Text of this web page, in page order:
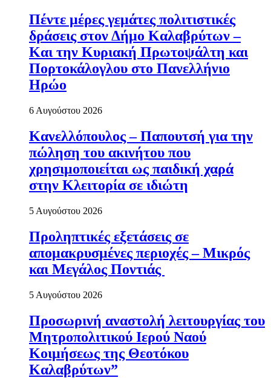
Πέντε μέρες γεμάτες πολιτιστικές
δράσεις στον Δήμο Καλαβρύτων –
Και την Κυριακή Πρωτοψάλτη και
Πορτοκάλογλου στο Πανελλήνιο
Ηρώο
6 Αυγούστου 2026
Κανελλόπουλος – Παπουτσή για την
πώληση του ακινήτου που
χρησιμοποιείται ως παιδική χαρά
στην Κλειτορία σε ιδιώτη
5 Αυγούστου 2026
Προληπτικές εξετάσεις σε
απομακρυσμένες περιοχές – Μικρός
και Μεγάλος Ποντιάς
5 Αυγούστου 2026
Προσωρινή αναστολή λειτουργίας του
Μητροπολιτικού Ιερού Ναού
Κοιμήσεως της Θεοτόκου
Καλαβρύτων”